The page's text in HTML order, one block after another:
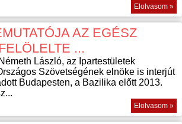
Elolvasom »
AZ EGÉSZ
...
Németh László, az Ipartestületek
Szövetségének elnöke is interjút
Budapesten, a Bazilika előtt 2013.
Elolvasom »